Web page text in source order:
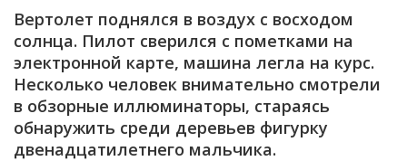
Вертолет поднялся в воздух с восходом
солнца. Пилот сверился с пометками на
электронной карте, машина легла на курс.
Несколько человек внимательно смотрели
в обзорные иллюминаторы, стараясь
обнаружить среди деревьев фигурку
двенадцатилетнего мальчика.